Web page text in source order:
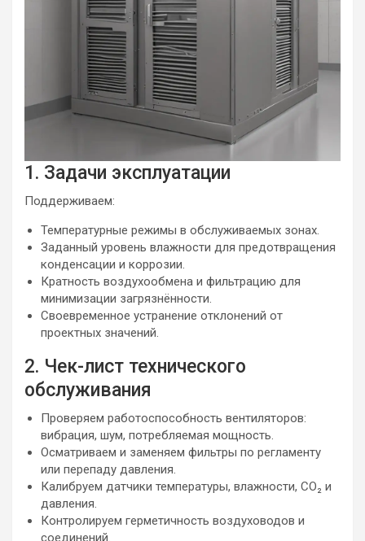
1. Задачи эксплуатации
Поддерживаем:
Температурные режимы в обслуживаемых зонах.
Заданный уровень влажности для предотвращения
конденсации и коррозии.
Кратность воздухообмена и фильтрацию для
минимизации загрязнённости.
Своевременное устранение отклонений от
проектных значений.
2. Чек-лист технического
обслуживания
Проверяем работоспособность вентиляторов:
вибрация, шум, потребляемая мощность.
Осматриваем и заменяем фильтры по регламенту
или перепаду давления.
Калибруем датчики температуры, влажности, CO₂ и
давления.
Контролируем герметичность воздуховодов и
соединений.